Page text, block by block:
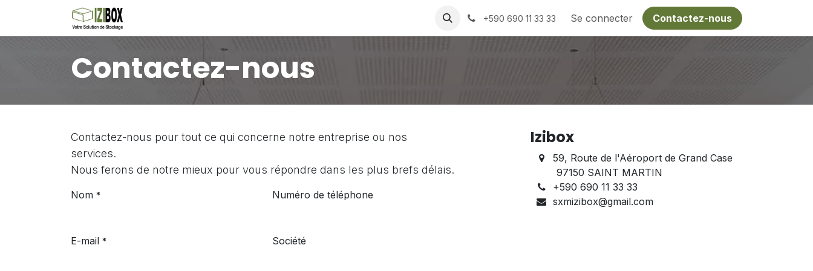
Se rendre au contenu
+590 690 11 33 33 Se connecter Contactez-nous
Contactez-nous
Contactez-nous pour tout ce qui concerne notre entreprise ou nos
services.
Nous ferons de notre mieux pour vous répondre dans les plus brefs délais.
Nom * Numéro de téléphone
E-mail * Société
Izibox
59, Route de l'Aéroport de Grand Case
97150 SAINT MARTIN
+590 690 11 33 33
sxmizibox@gmail.com